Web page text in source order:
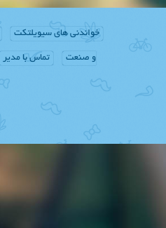
خواندنی های سیویلتکت
و صنعت تماس با مدیر